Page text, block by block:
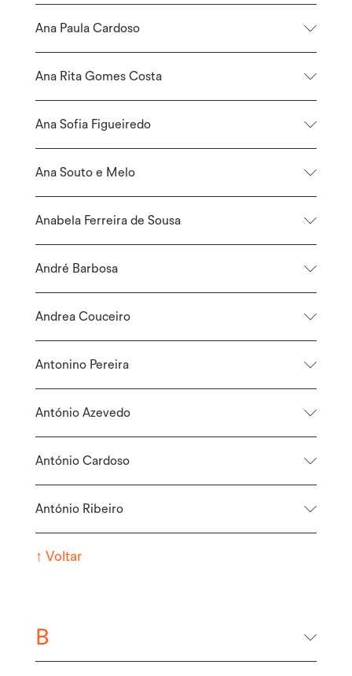
Ana Paula Cardoso
Ana Rita Gomes Costa
Ana Sofia Figueiredo
Ana Souto e Melo
Anabela Ferreira de Sousa
André Barbosa
Andrea Couceiro
Antonino Pereira
António Azevedo
António Cardoso
António Ribeiro
↑ Voltar
B